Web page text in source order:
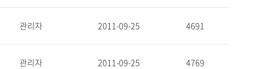
관리자 2011-09-25 4691
관리자 2011-09-25 4769